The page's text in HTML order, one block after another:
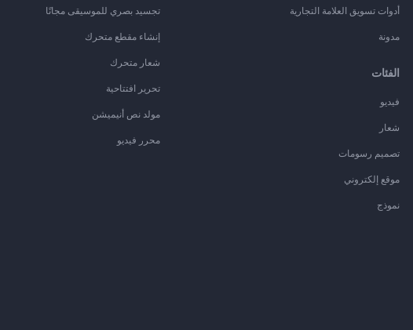
أدوات تسويق العلامة التجارية
مدونة
الفئات
فيديو
شعار
تصميم رسومات
موقع إلكتروني
نموذج
تجسيد بصري للموسيقى مجانًا
إنشاء مقطع متحرك
شعار متحرك
تحرير افتتاحية
مولد نص أنيميشن
محرر فيديو